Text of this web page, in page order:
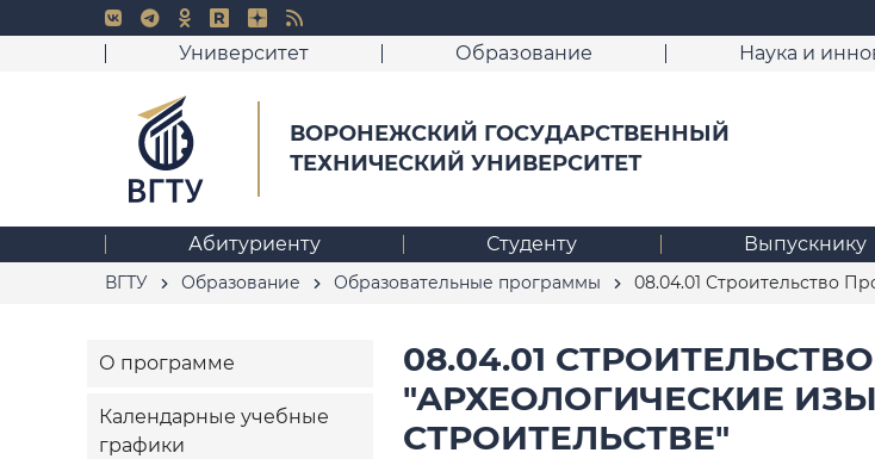
Университет Образование Наука и
ВОРОНЕЖСКИЙ ГОСУДАРСТВЕННЫЙ
ТЕХНИЧЕСКИЙ УНИВЕРСИТЕТ
Абитуриенту Студенту Выпускнику
ВГТУ Образование Образовательные программы 08.04.01 Строительство
О программе
Календарные учебные
графики
08.04.01
"АРХЕОЛОГИЧЕСКИЕ
СТРОИТЕЛЬСТВЕ"